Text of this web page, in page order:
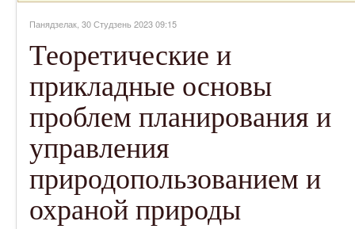
Панядзелак, 30 Студзень 2023 09:15
Теоретические и
прикладные основы
проблем планирования и
управления
природопользованием и
охраной природы